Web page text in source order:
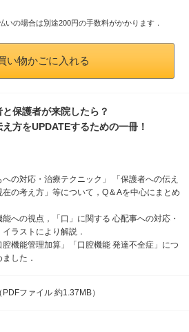
いの場合は別途200円の手数料がかかります．
い物かごに入れる
保護者が来院したら？
方をUPDATEするための一冊！
の対応・治療テクニック」 「保護者への伝え
の考え方」等について，Q＆Aを中心にまとめ
への視点，「口」に関する 心配事への対応・
ラストにより解説．
機能管理加算」「口腔機能 発達不全症」につ
した．
（PDFファイル 約1.37MB）